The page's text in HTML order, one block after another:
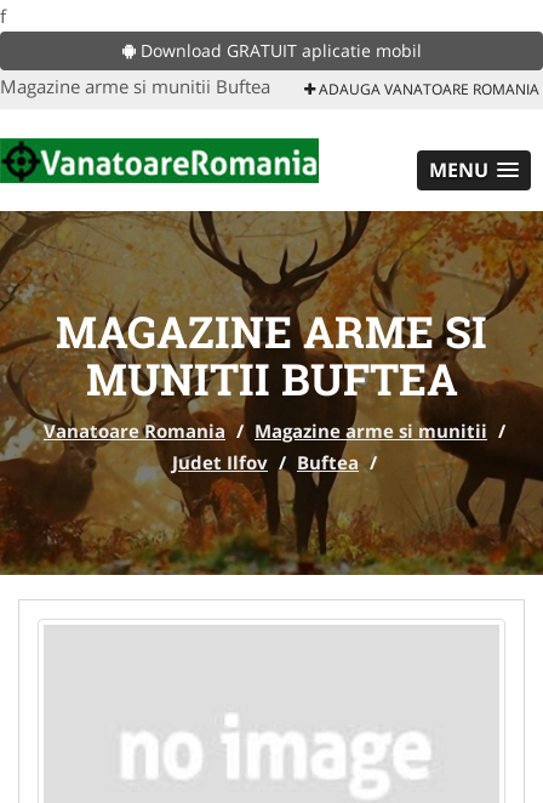
f
Download GRATUIT aplicatie mobil
Magazine arme si munitii Buftea ADAUGA VANATOARE ROMANIA
MENU
MAGAZINE ARME SI
MUNITII BUFTEA
Vanatoare Romania / Magazine arme si munitii /
Judet Ilfov / Buftea /